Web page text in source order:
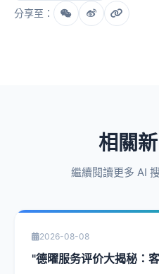
分享至：
相關
繼續閱讀更多 AI
2026-08-08
"德曜服务评价大揭秘：